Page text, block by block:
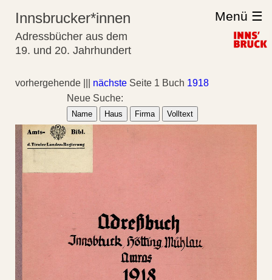
Innsbrucker*innen
Adressbücher aus dem
19. und 20. Jahrhundert
Menü ☰
vorhergehende ||| nächste Seite 1 Buch 1918
Neue Suche:
Name Haus Firma Volltext